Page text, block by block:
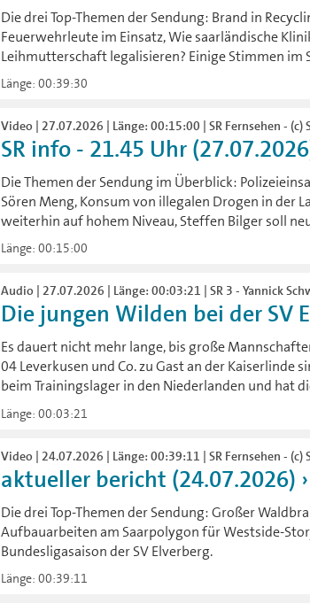
Die drei Top-Themen der Sendung: Brand in
Feuerwehrleute im Einsatz, Wie saarländische
Leihmutterschaft legalisieren? Einige Stimmen im
Länge: 00:39:30
Video | 27.07.2026 | Länge: 00:15:00 | SR Fernsehen - (c)
SR info - 21.45 Uhr
Die Themen der Sendung im Überblick:
Sören Meng, Konsum von illegalen Drogen in der
weiterhin auf hohem Niveau, Steffen Bilger soll
Länge: 00:15:00
Audio | 27.07.2026 | Länge: 00:03:21 | SR 3 - Yannick
Die jungen Wilden bei der SV
Es dauert nicht mehr lange, bis große
04 Leverkusen und Co. zu Gast an der Kaiserlinde
beim Trainingslager in den Niederlanden und hat
Länge: 00:03:21
Video | 24.07.2026 | Länge: 00:39:11 | SR Fernsehen - (c)
aktueller bericht (24.07.2026)
Die drei Top-Themen der Sendung: Großer
Aufbauarbeiten am Saarpolygon für Westside-
Bundesligasaison der SV Elverberg.
Länge: 00:39:11